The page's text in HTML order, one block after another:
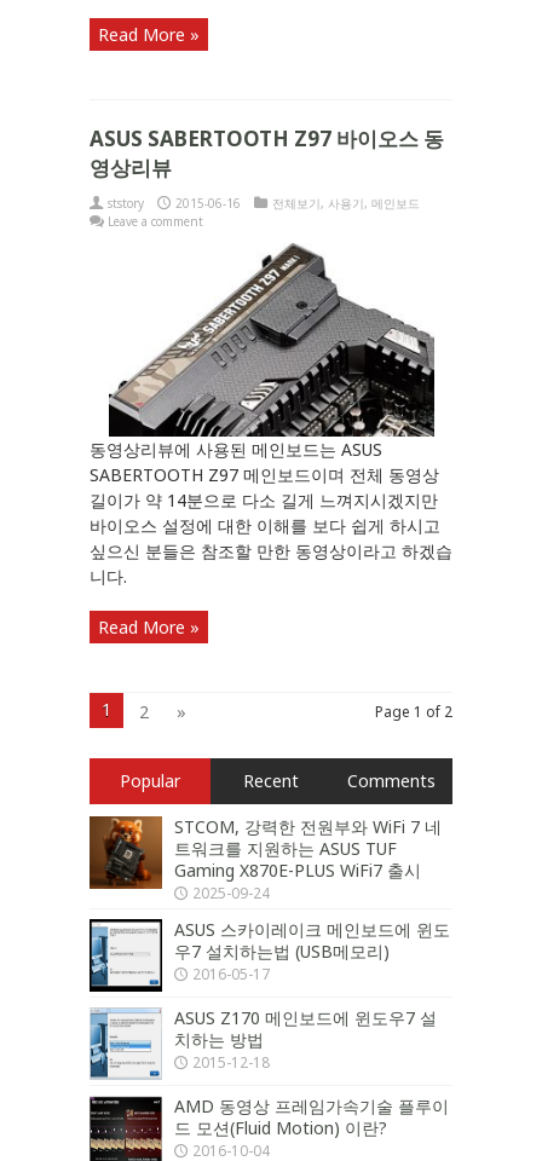
Read More »
ASUS SABERTOOTH Z97 바이오스 동
영상리뷰
ststory 2015-06-16 전체보기, 사용기, 메인보드
Leave a comment
동영상리뷰에 사용된 메인보드는 ASUS
SABERTOOTH Z97 메인보드이며 전체 동영상
길이가 약 14분으로 다소 길게 느껴지시겠지만
바이오스 설정에 대한 이해를 보다 쉽게 하시고
싶으신 분들은 참조할 만한 동영상이라고 하겠습
니다.
Read More »
Page 1 of 2
1 2 »
Popular Recent
Comments
STCOM, 강력한 전원부와 WiFi 7 네
트워크를 지원하는 ASUS TUF
Gaming X870E-PLUS WiFi7 출시
2025-09-24
ASUS 스카이레이크 메인보드에 윈도
우7 설치하는법 (USB메모리)
2016-05-17
ASUS Z170 메인보드에 윈도우7 설
치하는 방법
2015-12-18
AMD 동영상 프레임가속기술 플루이
드 모션(Fluid Motion) 이란?
2016-10-04